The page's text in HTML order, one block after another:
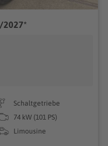
2027*
Schaltgetriebe
74 kW (101 PS)
Limousine